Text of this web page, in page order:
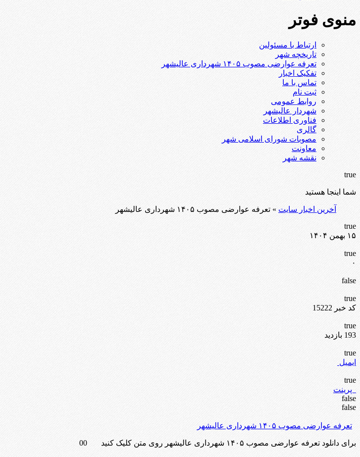
منوی فوتر
ارتباط با مسئولین
تاریخچه شهر
تعرفه عوارضی مصوب ۱۴۰۵ شهرداری عالیشهر
تفکیک اخبار
تماس با ما
ثبت نام
روابط عمومی
شهردار عالیشهر
فناوری اطلاعات
گالری
مصوبات شورای اسلامی شهر
معاونت
نقشه شهر
true
شما اینجا هستید
آخرین اخبار سایت » تعرفه عوارضی مصوب ۱۴۰۵ شهرداری عالیشهر
true
۱۵ بهمن ۱۴۰۴
true
۰
false
true
کد خبر 15222
true
193 بازدید
true
ایمیل
true
پرینت
false
false
تعرفه عوارضی مصوب ۱۴۰۵ شهرداری عالیشهر
برای دانلود تعرفه عوارضی مصوب ۱۴۰۵ شهرداری عالیشهر روی متن کلیک کنید 00